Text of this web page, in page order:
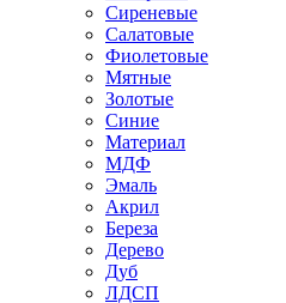
Сиреневые
Салатовые
Фиолетовые
Мятные
Золотые
Синие
Материал
МДФ
Эмаль
Акрил
Береза
Дерево
Дуб
ЛДСП